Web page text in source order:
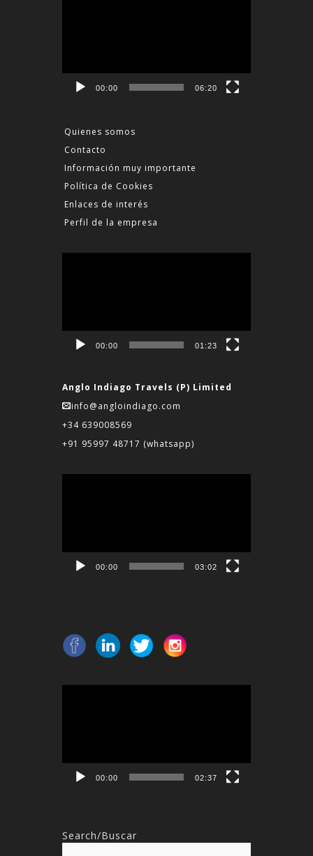
00:00 06:20
Quienes somos
Contacto
Información muy importante
Política de Cookies
Enlaces de interés
Perfil de la empresa
00:00 01:23
Anglo Indiago Travels (P) Limited
info@angloindiago.com
+34 639008569
+91 95997 48717 (whatsapp)
00:00 03:02
00:00 02:37
Search/Buscar